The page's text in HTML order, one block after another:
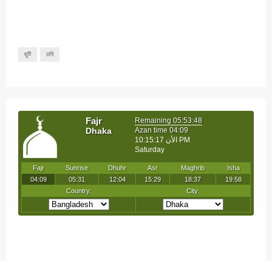
ছুটি ঢাবি